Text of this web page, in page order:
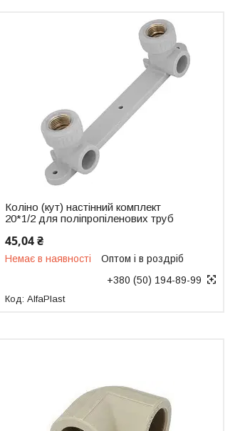
Коліно (кут) настінний комплект
20*1/2 для поліпропіленових труб
45,04 ₴
Немає в наявності
Оптом і в роздріб
+380 (50) 194-89-99
AlfaPlast